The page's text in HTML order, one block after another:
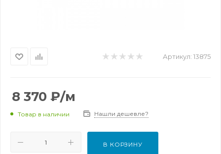
Артикул: 13875
8 370 ₽/м
Товар в наличии Нашли дешевле?
В КОРЗИНУ